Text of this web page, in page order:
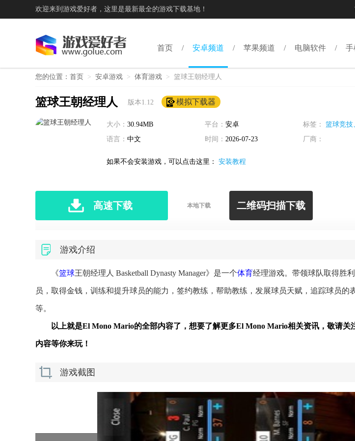
欢迎来到游戏爱好者，这里是最新最全的游戏下载基地！
首页 安卓频道 苹果频道 电脑软件 手
您的位置： 首页 > 安卓游戏 > 体育游戏 > 篮球王朝经理人
篮球王朝经理人 版本1.12 模拟下载器
大小： 30.94MB 平台： 安卓 标签： 篮球竞技
语言： 中文 时间： 2026-07-23 厂商：
如果不会安装游戏，可以点击这里： 安装教程
高速下载 本地下载 二维码扫描下载
游戏介绍
《篮球王朝经理人 Basketball Dynasty Manager》是一个体育经理游戏。带领球队取得胜
员，取得金钱，训练和提升球员的能力，签约教练，帮助教练，发展球员天赋，追踪球员的
等。
以上就是El Mono Mario的全部内容了，想要了解更多El Mono Mario相关资讯，敬请关
内容等你来玩！
游戏截图